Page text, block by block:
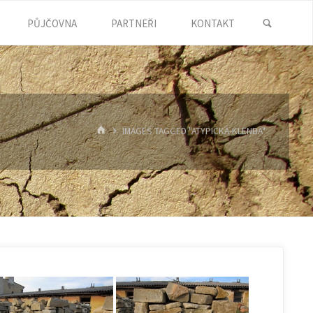
PŮJČOVNA PARTNEŘI KONTAKT
HOMEIMAGES TAGGED "ATYPICKA-KLENBA"